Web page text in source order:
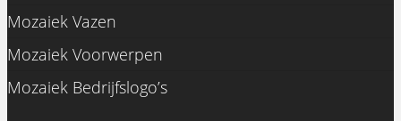
Mozaiek Vazen
Mozaiek Voorwerpen
Mozaiek Bedrijfslogo’s